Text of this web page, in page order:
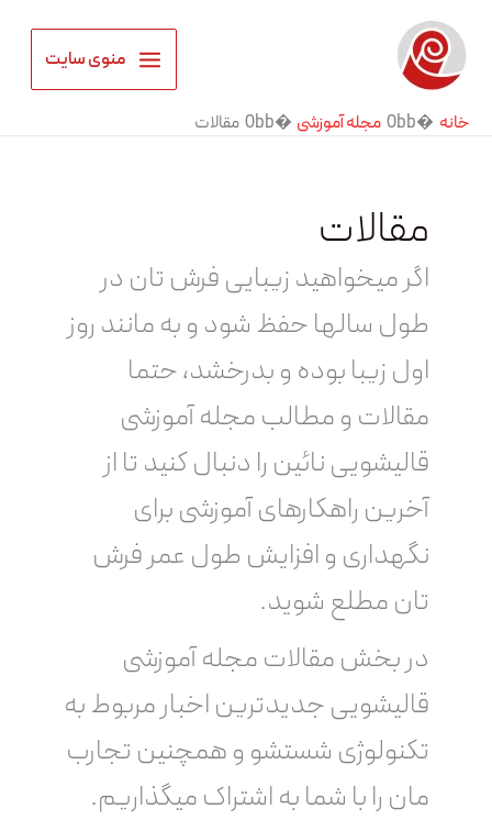
محتوا
منوی سایت
خانه مجله آموزشی مقالات
مقالات
اگر میخواهید زیبایی فرش تان در
طول سالها حفظ شود و به مانند روز
اول زیبا بوده و بدرخشد، حتما
مقالات و مطالب مجله آموزشی
قالیشویی نائین را دنبال کنید تا از
آخرین راهکارهای آموزشی برای
نگهداری و افزایش طول عمر فرش
تان مطلع شوید.
در بخش مقالات مجله آموزشی
قالیشویی جدیدترین اخبار مربوط به
تکنولوژی شستشو و همچنین تجارب
مان را با شما به اشتراک میگذاریم.